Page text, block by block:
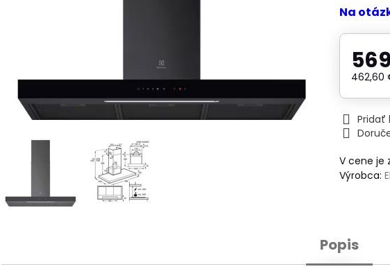
Na
Pridať
V cene je
Výrobca:
Popis